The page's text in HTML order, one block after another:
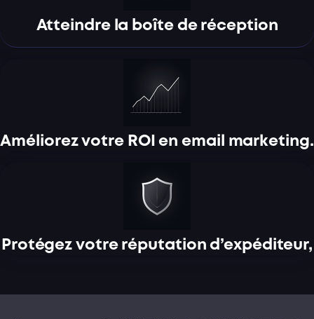
Atteindre la boîte de réception
Améliorez votre ROI en email marketing.
Protégez votre réputation d’expéditeur,